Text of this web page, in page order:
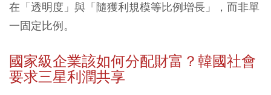
在「透明度」與「隨獲利規模等比例增長」，而非單
一固定比例。
國家級企業該如何分配財富？韓國社會
要求三星利潤共享